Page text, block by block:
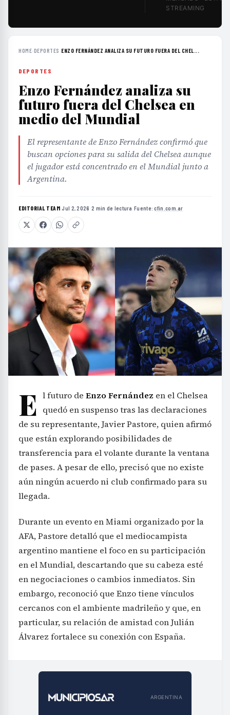
STREAMING
HOME›DEPORTES ›ENZO FERNÁNDEZ ANALIZA SU FUTURO FUERA DEL CHEL...
DEPORTES
Enzo Fernández analiza su
futuro fuera del Chelsea en
medio del Mundial
El representante de Enzo Fernández confirmó que
buscan opciones para su salida del Chelsea aunque
el jugador está concentrado en el Mundial junto a
Argentina.
EDITORIAL TEAM·Jul 2, 2026 ·2 min de lectura ·Fuente:cfin.com.ar
E l futuro de Enzo Fernández en el Chelsea
quedó en suspenso tras las declaraciones
de su representante, Javier Pastore, quien afirmó
que están explorando posibilidades de
transferencia para el volante durante la ventana
de pases. A pesar de ello, precisó que no existe
aún ningún acuerdo ni club confirmado para su
llegada.
Durante un evento en Miami organizado por la
AFA, Pastore detalló que el mediocampista
argentino mantiene el foco en su participación
en el Mundial, descartando que su cabeza esté
en negociaciones o cambios inmediatos. Sin
embargo, reconoció que Enzo tiene vínculos
cercanos con el ambiente madrileño y que, en
particular, su relación de amistad con Julián
Álvarez fortalece su conexión con España.
ARGENTINA